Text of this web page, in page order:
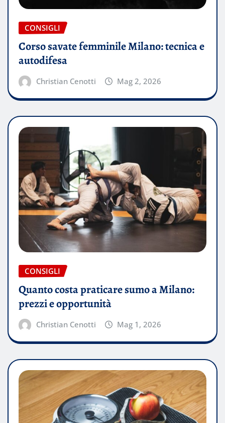
CONSIGLI
Corso savate femminile Milano: tecnica e
autodifesa
Christian Cenotti Mag 2, 2026
CONSIGLI
Quanto costa praticare sumo a Milano:
prezzi e opportunità
Christian Cenotti Mag 1, 2026